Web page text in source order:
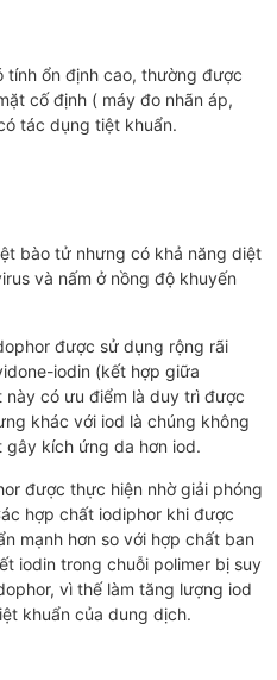
ổn định cao, thường được
cố định ( máy đo nhãn áp,
tác dụng tiệt khuẩn.
bào tử nhưng có khả năng diệt
và nấm ở nồng độ khuyến
được sử dụng rộng rãi
iodin (kết hợp giữa
có ưu điểm là duy trì được
khác với iod là chúng không
gây kích ứng da hơn iod.
được thực hiện nhờ giải phóng
hợp chất iodiphor khi được
mạnh hơn so với hợp chất ban
iodin trong chuỗi polimer bị suy
vì thế làm tăng lượng iod
khuẩn của dung dịch.